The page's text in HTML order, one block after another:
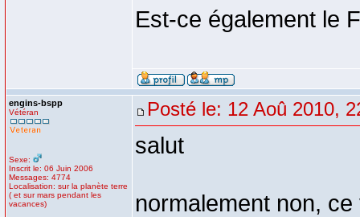
Est-ce également le
engins-bspp
Vétéran
Sexe:
Inscrit le: 06 Juin 2006
Messages: 4774
Localisation: sur la planète terre
( et sur mars pendant les
vacances)
Posté le: 12 Aoû 2010,
salut
normalement non,